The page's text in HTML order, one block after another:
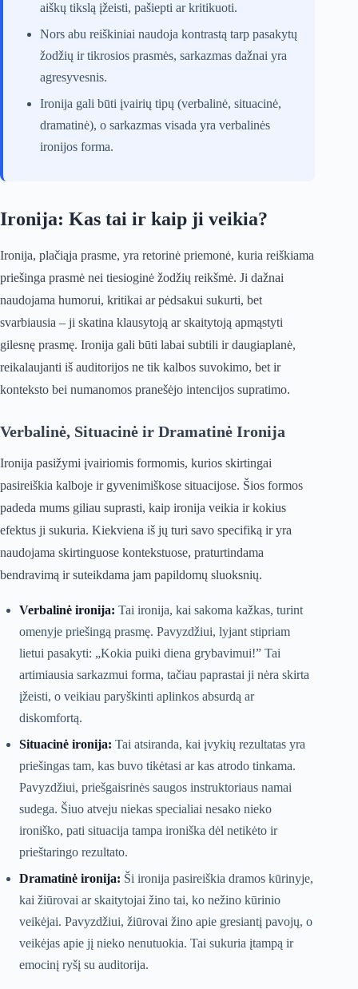
aiškų tikslą įžeisti, pašiepti ar kritikuoti.
Nors abu reiškiniai naudoja kontrastą tarp pasakytų
žodžių ir tikrosios prasmės, sarkazmas dažnai yra
agresyvesnis.
Ironija gali būti įvairių tipų (verbalinė, situacinė,
dramatinė), o sarkazmas visada yra verbalinės
ironijos forma.
Ironija: Kas tai ir kaip ji veikia?
Ironija, plačiąja prasme, yra retorinė priemonė, kuria reiškiama
priešinga prasmė nei tiesioginė žodžių reikšmė. Ji dažnai
naudojama humorui, kritikai ar pėdsakui sukurti, bet
svarbiausia – ji skatina klausytoją ar skaitytoją apmąstyti
gilesnę prasmę. Ironija gali būti labai subtili ir daugiaplanė,
reikalaujanti iš auditorijos ne tik kalbos suvokimo, bet ir
konteksto bei numanomos pranešėjo intencijos supratimo.
Verbalinė, Situacinė ir Dramatinė Ironija
Ironija pasižymi įvairiomis formomis, kurios skirtingai
pasireiškia kalboje ir gyvenimiškose situacijose. Šios formos
padeda mums giliau suprasti, kaip ironija veikia ir kokius
efektus ji sukuria. Kiekviena iš jų turi savo specifiką ir yra
naudojama skirtinguose kontekstuose, praturtindama
bendravimą ir suteikdama jam papildomų sluoksnių.
Verbalinė ironija: Tai ironija, kai sakoma kažkas, turint
omenyje priešingą prasmę. Pavyzdžiui, lyjant stipriam
lietui pasakyti: „Kokia puiki diena grybavimui!” Tai
artimiausia sarkazmui forma, tačiau paprastai ji nėra skirta
įžeisti, o veikiau paryškinti aplinkos absurdą ar
diskomfortą.
Situacinė ironija: Tai atsiranda, kai įvykių rezultatas yra
priešingas tam, kas buvo tikėtasi ar kas atrodo tinkama.
Pavyzdžiui, priešgaisrinės saugos instruktoriaus namai
sudega. Šiuo atveju niekas specialiai nesako nieko
ironiško, pati situacija tampa ironiška dėl netikėto ir
prieštaringo rezultato.
Dramatinė ironija: Ši ironija pasireiškia dramos kūrinyje,
kai žiūrovai ar skaitytojai žino tai, ko nežino kūrinio
veikėjai. Pavyzdžiui, žiūrovai žino apie gresiantį pavojų, o
veikėjas apie jį nieko nenutuokia. Tai sukuria įtampą ir
emocinį ryšį su auditorija.